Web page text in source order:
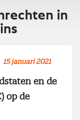
in
15 januari 2021
en de
op de